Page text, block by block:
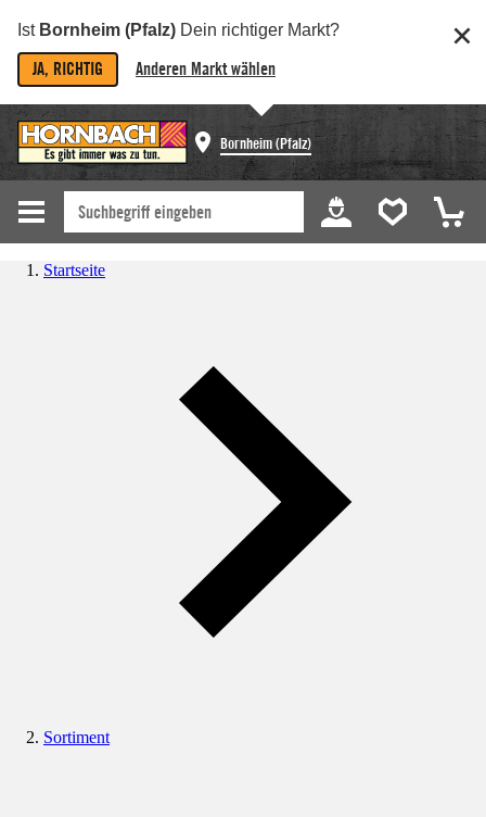
Ist Bornheim (Pfalz) Dein richtiger Markt?
JA, RICHTIG Anderen Markt wählen
Bornheim (Pfalz)
Startseite
Sortiment